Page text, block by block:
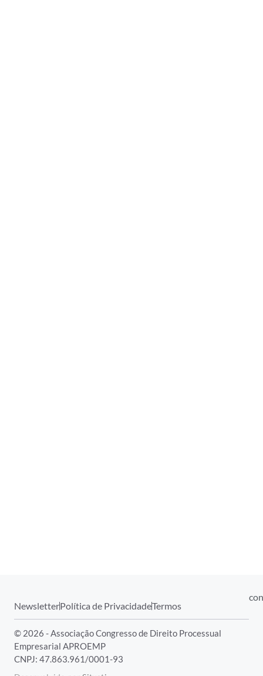
NewsletterPolítica de PrivacidadeTermos
© 2026 - Associação Congresso de Direito Processual
Empresarial APROEMP
CNPJ: 47.863.961/0001-93